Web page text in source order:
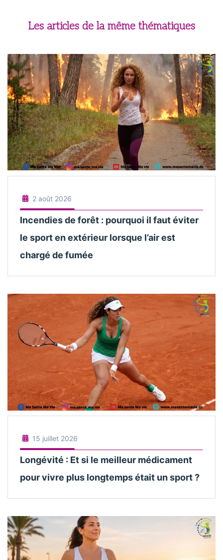
Les articles de la même thématiques
2 août 2026
Incendies de forêt : pourquoi il faut éviter
le sport en extérieur lorsque l’air est
chargé de fumée
15 juillet 2026
Longévité : Et si le meilleur médicament
pour vivre plus longtemps était un sport ?